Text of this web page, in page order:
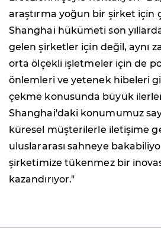
araştırma yoğun bir şirket için
Shanghai hükümeti son
gelen şirketler için değil, aynı
orta ölçekli işletmeler için de
önlemleri ve yetenek hibeleri
çekme konusunda büyük
Shanghai'daki konumumuz
küresel müşterilerle iletişime
uluslararası sahneye
şirketimize tükenmez bir
kazandırıyor."